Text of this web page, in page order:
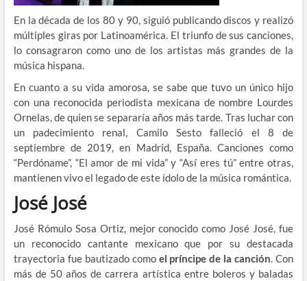
En la década de los 80 y 90, siguió publicando discos y realizó
múltiples giras por Latinoamérica. El triunfo de sus canciones,
lo consagraron como uno de los artistas más grandes de la
música hispana.
En cuanto a su vida amorosa, se sabe que tuvo un único hijo
con una reconocida periodista mexicana de nombre Lourdes
Ornelas, de quien se separaría años más tarde. Tras luchar con
un padecimiento renal, Camilo Sesto falleció el 8 de
septiembre de 2019, en Madrid, España. Canciones como
“Perdóname”, “El amor de mi vida” y “Así eres tú” entre otras,
mantienen vivo el legado de este ídolo de la música romántica.
José José
José Rómulo Sosa Ortiz, mejor conocido como José José, fue
un reconocido cantante mexicano que por su destacada
trayectoria fue bautizado como el príncipe de la canción. Con
más de 50 años de carrera artística entre boleros y baladas